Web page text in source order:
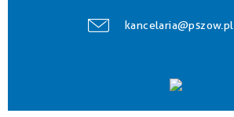
kancelaria@pszow.pl